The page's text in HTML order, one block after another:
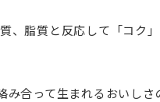
、脂質と反応して「コク
み合って生まれるおいしさ